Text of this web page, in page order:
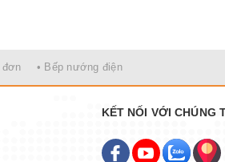
đơn • Bếp nướng điện
KẾT NỐI VỚI CHÚNG